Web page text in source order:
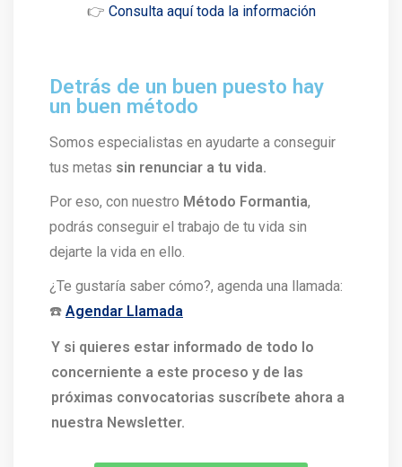
👉 Consulta aquí toda la información
Detrás de un buen puesto hay
un buen método
Somos especialistas en ayudarte a conseguir
tus metas sin renunciar a tu vida.
Por eso, con nuestro Método Formantia,
podrás conseguir el trabajo de tu vida sin
dejarte la vida en ello.
¿Te gustaría saber cómo?, agenda una llamada:
☎️ Agendar Llamada
Y si quieres estar informado de todo lo
concerniente a este proceso y de las
próximas convocatorias suscríbete ahora a
nuestra Newsletter.